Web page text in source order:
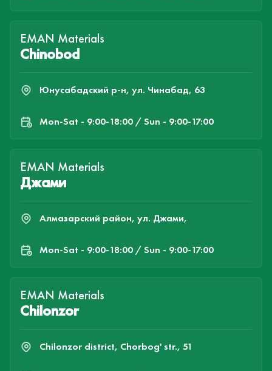
EMAN Materials
Chinobod
Юнусабадский р-н, ул. Чинабад, 63
Mon-Sat - 9:00-18:00 / Sun - 9:00-17:00
EMAN Materials
Джами
Алмазарский район, ул. Джами,
Mon-Sat - 9:00-18:00 / Sun - 9:00-17:00
EMAN Materials
Chilonzor
Chilonzor district, Chorbog' str., 51